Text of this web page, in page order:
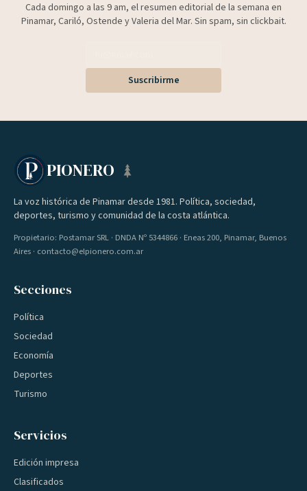
Cada domingo a las 9 am, el resumen editorial de la semana en
Pinamar, Cariló, Ostende y Valeria del Mar. Sin spam, sin clickbait.
Suscribirme
PIONERO
La voz histórica de Pinamar desde 1981. Política, sociedad,
deportes, turismo y comunidad de la costa atlántica.
Propietario: Postamar SRL · DNDA Nº 5344866 · Eneas 200, Pinamar, Buenos
Aires · contacto@elpionero.com.ar
Secciones
Política
Sociedad
Economía
Deportes
Turismo
Servicios
Edición impresa
Clasificados